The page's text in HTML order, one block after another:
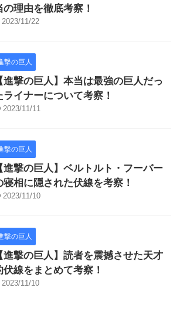
の理由を徹底考察！
2023/11/22
撃の巨人
進撃の巨人】本当は最強の巨人だっ
ライナーについて考察！
2023/11/11
撃の巨人
進撃の巨人】ベルトルト・フーバー
寝相に隠された伏線を考察！
2023/11/10
撃の巨人
進撃の巨人】読者を震撼させた天才
伏線をまとめて考察！
2023/11/10